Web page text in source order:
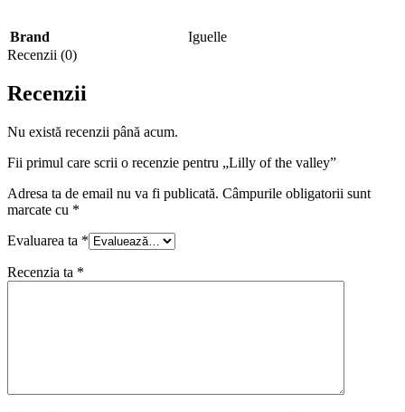
Brand
Iguelle
Recenzii (0)
Recenzii
Nu există recenzii până acum.
Fii primul care scrii o recenzie pentru „Lilly of the valley”
Adresa ta de email nu va fi publicată. Câmpurile obligatorii sunt
marcate cu *
Evaluarea ta *
Recenzia ta *